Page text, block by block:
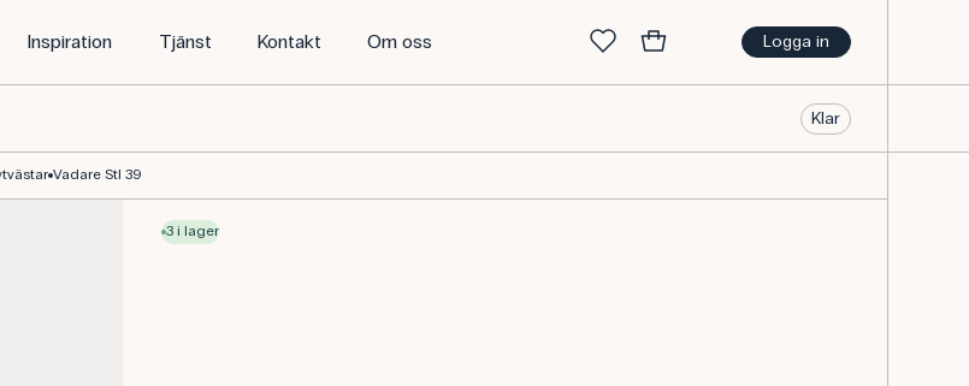
Logga in
Inspiration Tjänst Kontakt Om oss
Klar
Vadare Stl 39
3 i lager